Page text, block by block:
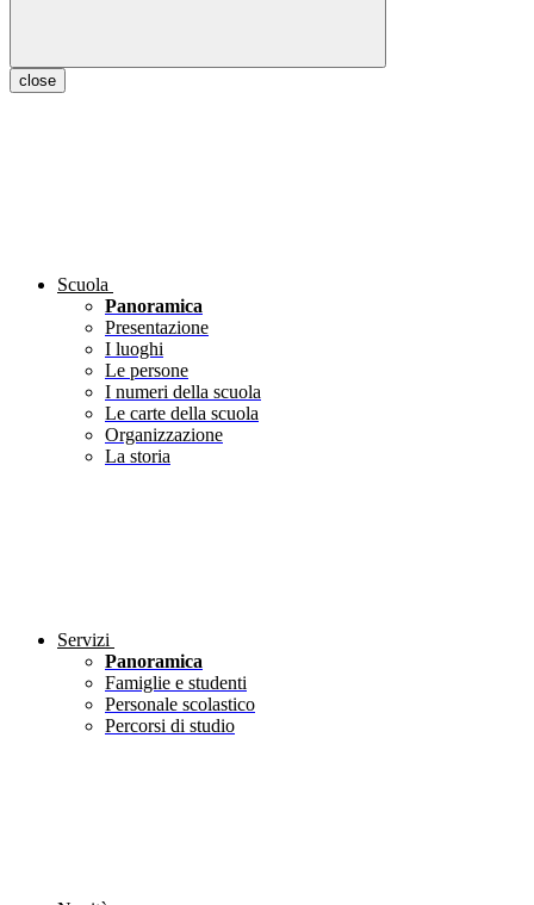
close
Scuola
Panoramica
Presentazione
I luoghi
Le persone
I numeri della scuola
Le carte della scuola
Organizzazione
La storia
Servizi
Panoramica
Famiglie e studenti
Personale scolastico
Percorsi di studio